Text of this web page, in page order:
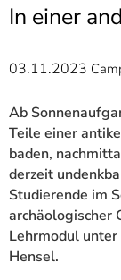
In einer
03.11.2023
Ab
Teile einer
baden,
derzeit
Studierende im
archäologischer
Lehrmodul
Hensel.